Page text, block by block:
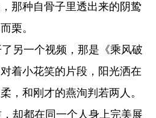
那种自骨子里透出来的阴鸷
栗。
另一个视频，那是《乘风破
着小花笑的片段，阳光洒在
，和刚才的燕洵判若两人。
却都在同一个人身上完美展